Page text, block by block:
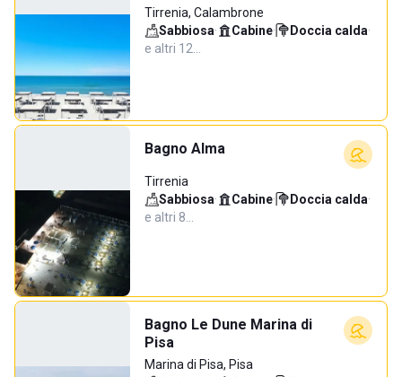
Tirrenia, Calambrone
Sabbiosa· Cabine· Doccia calda·
e altri 12…
Bagno Alma
Tirrenia
Sabbiosa· Cabine· Doccia calda·
e altri 8…
Bagno Le Dune Marina di
Pisa
Marina di Pisa, Pisa